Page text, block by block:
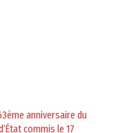
anniversaire du
commis le 17